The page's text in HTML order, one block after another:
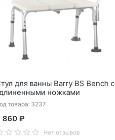
для ванны Barry BS Bench с
ножками
товара: 3237
860 ₽
Нет отзывов